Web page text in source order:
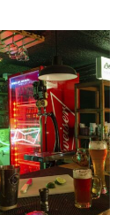
Hostal Casa
Quimbaya